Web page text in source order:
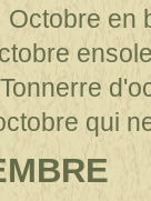
Octobre en
Tonnerre
qui